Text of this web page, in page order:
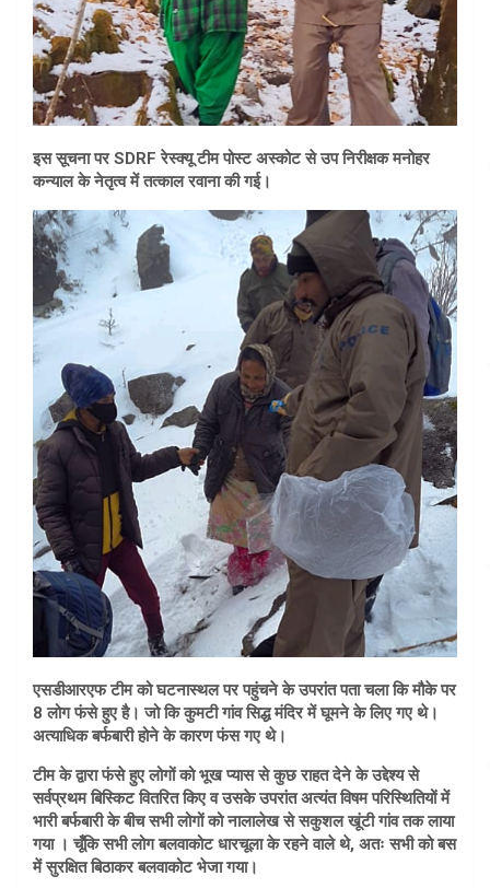
इस सूचना पर SDRF रेस्क्यू टीम पोस्ट अस्कोट से उप निरीक्षक मनोहर
कन्याल के नेतृत्व में तत्काल रवाना की गई।
एसडीआरएफ टीम को घटनास्थल पर पहुंचने के उपरांत पता चला कि मौके पर
8 लोग फंसे हुए है। जो कि कुमटी गांव सिद्ध मंदिर में घूमने के लिए गए थे।
अत्याधिक बर्फबारी होने के कारण फंस गए थे।
टीम के द्वारा फंसे हुए लोगों को भूख प्यास से कुछ राहत देने के उद्देश्य से
सर्वप्रथम बिस्किट वितरित किए व उसके उपरांत अत्यंत विषम परिस्थितियों में
भारी बर्फबारी के बीच सभी लोगों को नालालेख से सकुशल खूंटी गांव तक लाया
गया । चूँकि सभी लोग बलवाकोट धारचूला के रहने वाले थे, अतः सभी को बस
में सुरक्षित बिठाकर बलवाकोट भेजा गया।